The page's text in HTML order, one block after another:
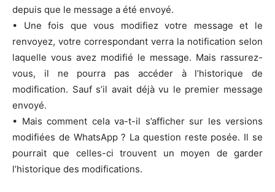
depuis que le message a été envoyé.
• Une fois que vous modifiez votre message et le
renvoyez, votre correspondant verra la notification selon
laquelle vous avez modifié le message. Mais rassurez-
vous, il ne pourra pas accéder à l’historique de
modification. Sauf s’il avait déjà vu le premier message
envoyé.
• Mais comment cela va-t-il s’afficher sur les versions
modifiées de WhatsApp ? La question reste posée. Il se
pourrait que celles-ci trouvent un moyen de garder
l’historique des modifications.